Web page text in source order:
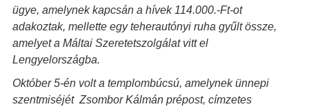
ügye, amelynek kapcsán a hívek 114.000.-Ft-ot
adakoztak, mellette egy teherautónyi ruha gyűlt össze,
amelyet a Máltai Szeretetszolgálat vitt el
Lengyelországba.
Október 5-én volt a templombúcsú, amelynek ünnepi
szentmiséjét Zsombor Kálmán prépost, címzetes